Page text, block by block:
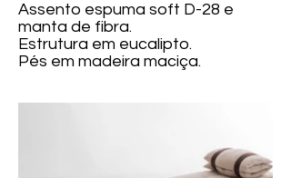
Assento espuma soft D-28 e
manta de fibra.
Estrutura em eucalipto.
Pés em madeira maciça.